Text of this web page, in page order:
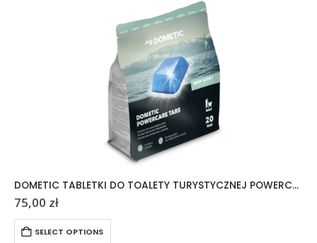
DOMETIC TABLETKI DO TOALETY TURYSTYCZNEJ POWERCARE TABS 20 SZTUK
75,00 zł
SELECT OPTIONS